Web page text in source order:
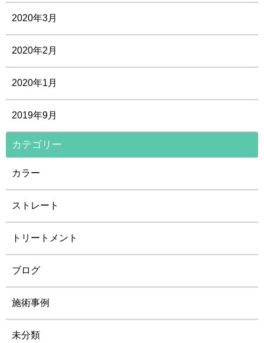
2020年3月
2020年2月
2020年1月
2019年9月
カテゴリー
カラー
ストレート
トリートメント
ブログ
施術事例
未分類